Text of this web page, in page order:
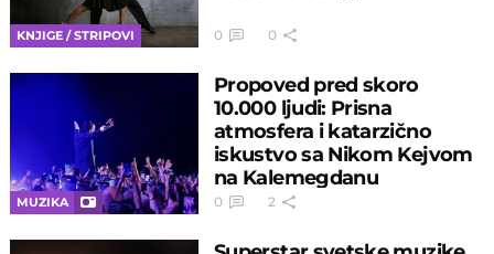
KNJIGE / STRIPOVI 0 0
MUZIKA
Propoved pred skoro
10.000 ljudi: Prisna
atmosfera i katarzično
iskustvo sa Nikom Kejvom
na Kalemegdanu
0 2